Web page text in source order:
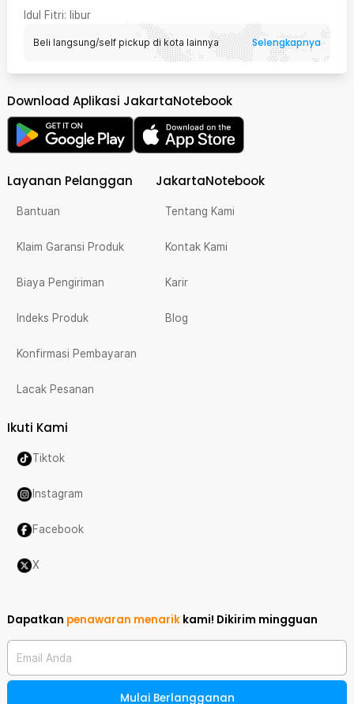
Idul Fitri: libur
Beli langsung/self pickup di kota lainnya Selengkapnya
Download Aplikasi JakartaNotebook
Layanan Pelanggan
Bantuan
Klaim Garansi Produk
Biaya Pengiriman
Indeks Produk
Konfirmasi Pembayaran
Lacak Pesanan
JakartaNotebook
Tentang Kami
Kontak Kami
Karir
Blog
Ikuti Kami
Tiktok
Instagram
Facebook
X
Dapatkan penawaran menarik kami! Dikirim mingguan
Email Anda
Mulai Berlangganan